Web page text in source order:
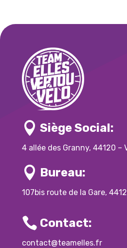
 Siège Social:
4 allée des Granny, 44120 –
 Bureau:
107bis route de la Gare,
 Contact:
contact@teamelles.fr